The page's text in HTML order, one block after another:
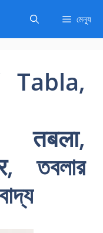
মেন্যু
तबला,
তবলার